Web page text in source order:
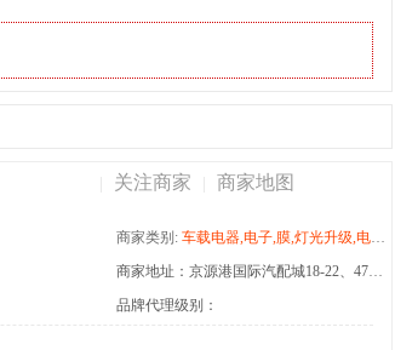
商家类别: 车载电器,电子,膜,灯光升级,电尾门,一键启动,窗膜,漆面保护膜,改色膜,记录仪,导航,卡仕达,行影通
商家地址：京源港国际汽配城18-22、47号铺
品牌代理级别：
关注商家 商家地图